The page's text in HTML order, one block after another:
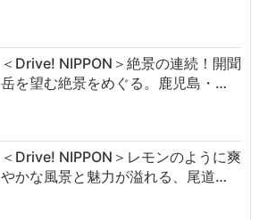
＜Drive! NIPPON＞絶景の連続！開聞
岳を望む絶景をめぐる。鹿児島・…
＜Drive! NIPPON＞レモンのように爽
やかな風景と魅力が溢れる、尾道…